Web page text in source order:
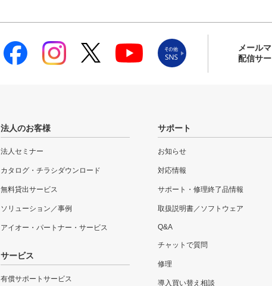
メール
配信サ
法人のお客様
法人セミナー
カタログ・チラシダウンロード
無料貸出サービス
ソリューション／事例
アイオー・パートナー・サービス
サービス
有償サポートサービス
サポート
お知らせ
対応情報
サポート・修理終了品情報
取扱説明書／ソフトウェア
Q&A
チャットで質問
修理
導入買い替え相談